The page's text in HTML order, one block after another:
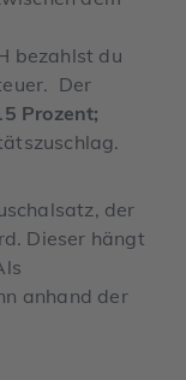
bezahlst du
Der
Prozent;
der
Dieser hängt
anhand der